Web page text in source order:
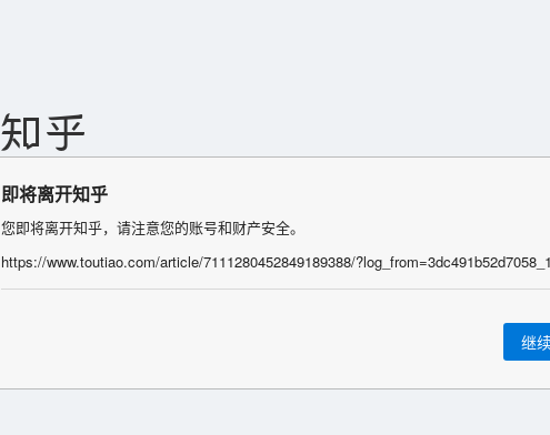
即将离开知乎
您即将离开知乎，请注意您的账号和财产安全。
继